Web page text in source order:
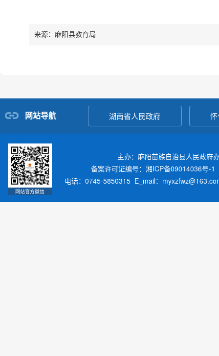
来源：麻阳县教育局
网站导航 湖南省人民政府
网站官方微信
主办：麻阳苗族自治县人民政
备案许可证编号：湘ICP备09014036号-1
电话：0745-5850315 E_mail：